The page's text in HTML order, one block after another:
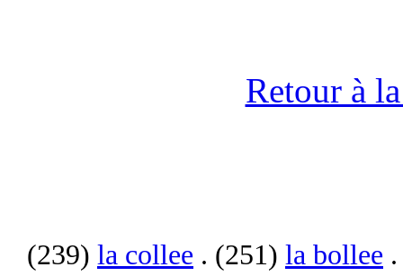
Retour à
(239) la collee . (251) la bollee